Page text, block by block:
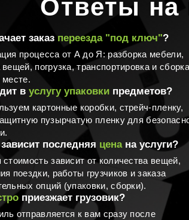
зала
Перевозка вендингового
оборудования
Ответы
заказ переезда "под ключ"?
процесса от А до Я: разборка мебели,
вещей, погрузка, транспортировка и сборка
вуслугу упаковки предметов?
картонные коробки, стрейч-пленку,
пузырчатую пленку для
последняя ценана услуги?
стоимость зависит от количества вещей,
поездки, работы грузчиков и заказа
опций (упаковки, сборки).
приезжает грузовик?
отправляется к вам сразу после